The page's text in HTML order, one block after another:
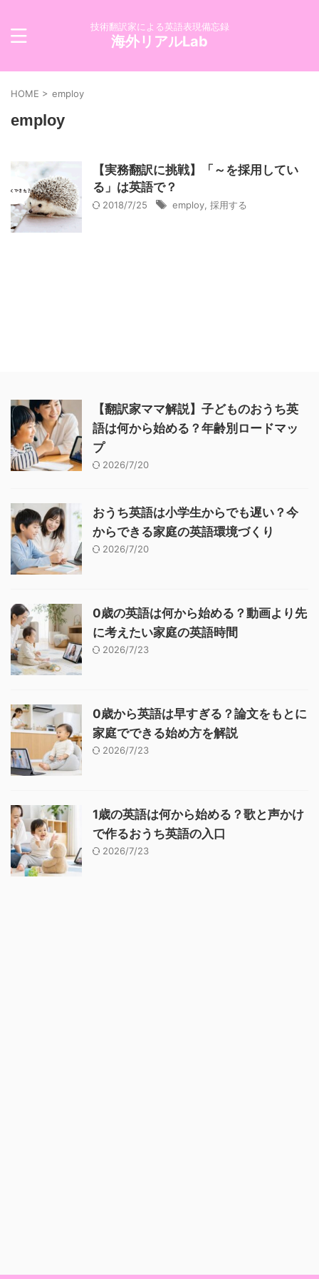
技術翻訳家による英語表現備忘録
海外リアルLab
HOME > employ
employ
【実務翻訳に挑戦】「～を採用してい
る」は英語で？
2018/7/25 employ 採用する
【翻訳家ママ解説】子どものおうち英
語は何から始める？年齢別ロードマッ
プ
2026/7/20
おうち英語は小学生からでも遅い？今
からできる家庭の英語環境づくり
2026/7/20
0歳の英語は何から始める？動画より先
に考えたい家庭の英語時間
2026/7/23
0歳から英語は早すぎる？論文をもとに
家庭でできる始め方を解説
2026/7/23
1歳の英語は何から始める？歌と声かけ
で作るおうち英語の入口
2026/7/23